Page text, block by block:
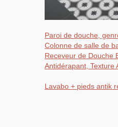
Paroi de douche,
Colonne de salle de
Receveur de Douche
Antidérapant, Texture
Lavabo + pieds antik